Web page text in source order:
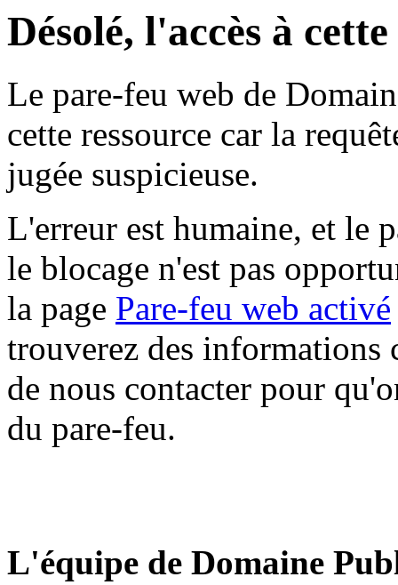
Désolé, l'accès à
Le pare-feu web de
cette ressource car la
jugée suspicieuse.
L'erreur est humaine, et le
le blocage n'est pas
la page Pare-feu web activé
trouverez des informations
de nous contacter pour
du pare-feu.
L'équipe de Domaine